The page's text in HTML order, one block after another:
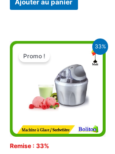
Ajouter au panier
33%
Remise : 33%
Promo !
Le
initial
était :
44.900 CFA.
Le
prix
actuel
est :
29.900 CFA.